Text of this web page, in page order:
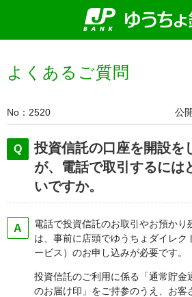
よくあるご質問
No 2520 公
投資信託の口座を開設を
が、電話で取引するには
いですか。
電話で投資信託のお取引やお預かり
は、事前に店頭でゆうちょダイレク
ービス）のお申し込みが必要です。
投資信託のご利用に係る「通常貯金
のお届け印」をご持参のうえ、お客